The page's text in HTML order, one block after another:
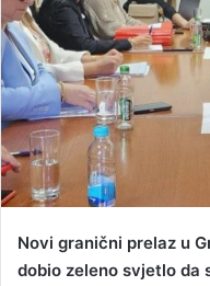
a
i
l
Novi granični prelaz u
dobio zeleno svjetlo da